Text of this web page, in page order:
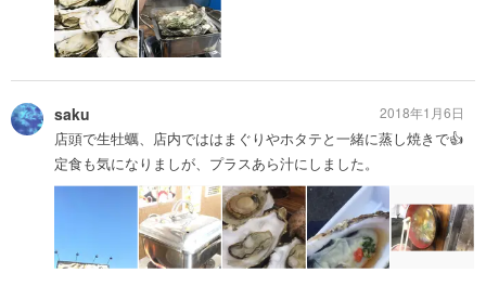
saku
店頭で生牡蠣、店内でははまぐりやホタテと一緒に蒸し焼きで👍
定食も気になりましが、プラスあら汁にしました。
2018年1月6日